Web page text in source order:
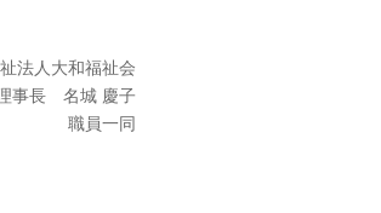
法人大和福祉会
事長 名城 慶子
職員一同